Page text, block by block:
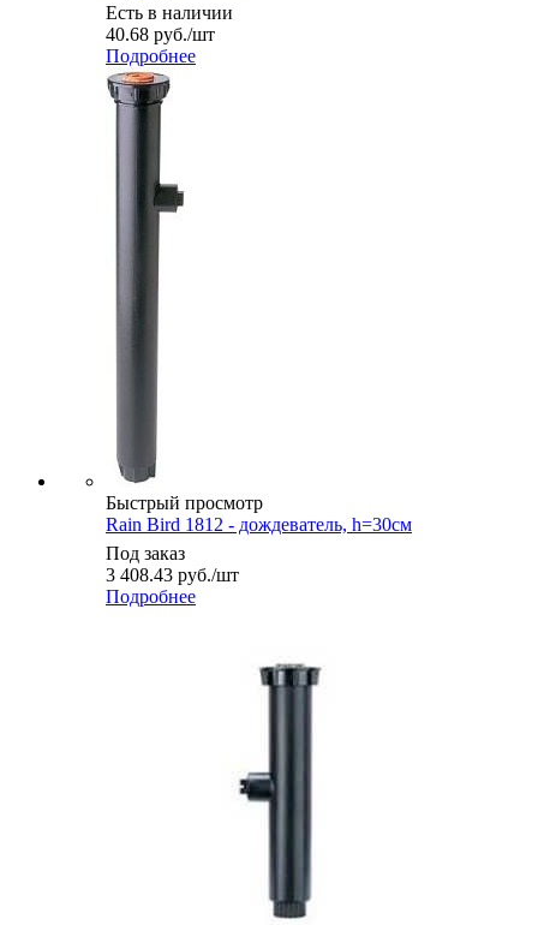
Есть в наличии
40.68 руб./шт
Подробнее
Быстрый просмотр
Rain Bird 1812 - дождеватель, h=30см
Под заказ
3 408.43 руб./шт
Подробнее